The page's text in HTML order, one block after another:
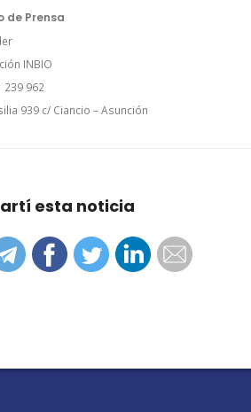
de Prensa
INBIO
239 962
939 c/ Ciancio – Asunción
esta noticia